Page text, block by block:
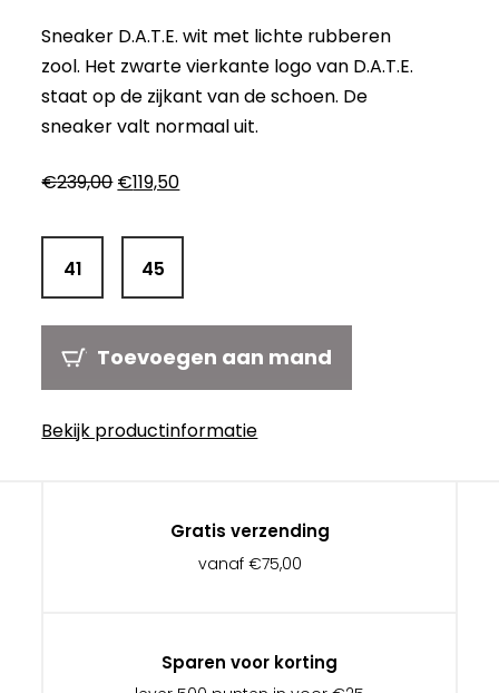
Sneaker D.A.T.E. wit met lichte rubberen
zool. Het zwarte vierkante logo van D.A.T.E.
staat op de zijkant van de schoen. De
sneaker valt normaal uit.
€239,00 Oorspronkelijke
was:
€239,00.
€119,50Huidige
is:
41 45
Toevoegen aan mand
Bekijk productinformatie
Gratis verzending
vanaf €75,00
Sparen voor korting